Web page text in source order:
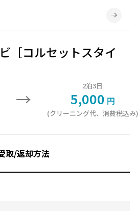
［コルセットスタイ
→
2泊3日
5,000 円
(クリーニング代、消費税込み)
取/返却方法